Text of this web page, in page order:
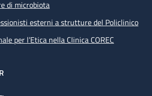
di microbiota
esterni a strutture del Policlinico
per l’Etica nella Clinica COREC